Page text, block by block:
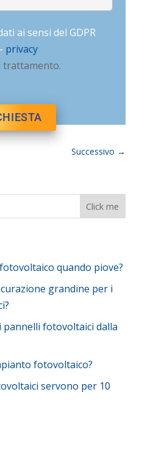
ai sensi del GDPR
privacy
trattamento.
Successivo →
quando piove?
grandine per i
fotovoltaici dalla
fotovoltaico?
servono per 10